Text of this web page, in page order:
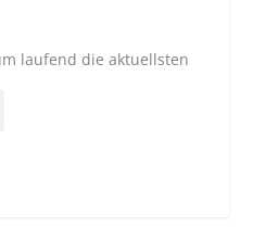
laufend die aktuellsten